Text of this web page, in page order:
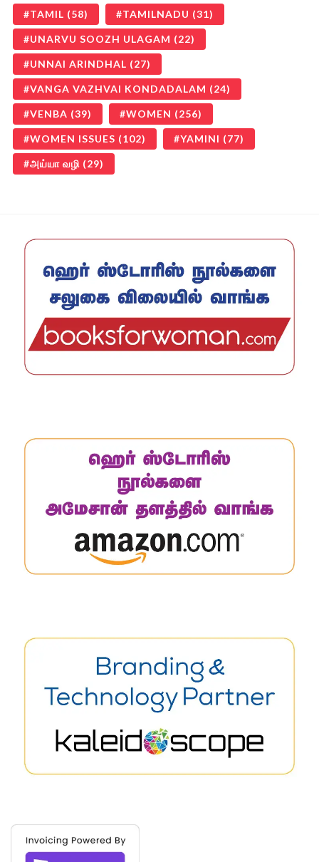
TAMIL (58) TAMILNADU (31)
UNARVU SOOZH ULAGAM (22)
UNNAI ARINDHAL (27)
VANGA VAZHVAI KONDADALAM (24)
VENBA (39) WOMEN (256)
WOMEN ISSUES (102) YAMINI (77)
அய்யா வழி (29)